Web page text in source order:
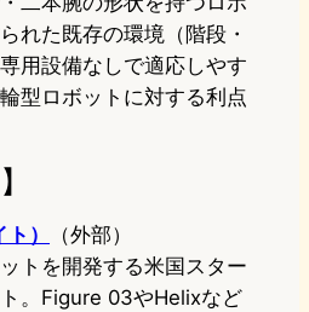
れた既存の環境（階段・
用設備なしで適応しやす
型ロボットに対する利点
）
（外部）
トを開発する米国スター
。Figure 03やHelixなど